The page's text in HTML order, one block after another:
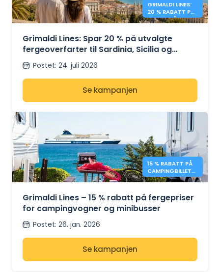
GRIMALDI LINES:
20 % RABATT PÅ
FERGER PÅ
Grimaldi Lines: Spar 20 % på utvalgte
fergeoverfarter til Sardinia, Sicilia og
Spania
Postet: 24. juli 2026
Se kampanjen
15 % RABATT PÅ
CAMPINGBILLETT
– GRIMALDI LINES
Grimaldi Lines – 15 % rabatt på fergepriser
for campingvogner og minibusser
Postet: 26. jan. 2026
Se kampanjen